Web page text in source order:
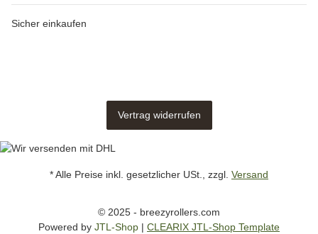
Sicher einkaufen
Vertrag widerrufen
* Alle Preise inkl. gesetzlicher USt., zzgl. Versand
© 2025 - breezyrollers.com
Powered by JTL-Shop | CLEARIX JTL-Shop Template